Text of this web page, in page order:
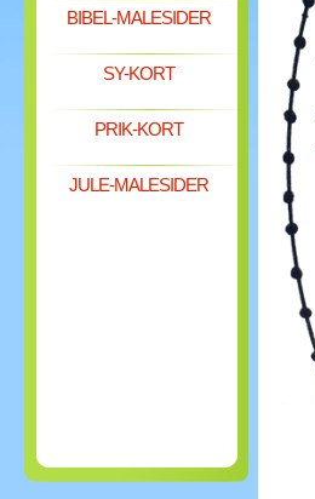
BIBEL-MALESIDER
SY-KORT
PRIK-KORT
JULE-MALESIDER